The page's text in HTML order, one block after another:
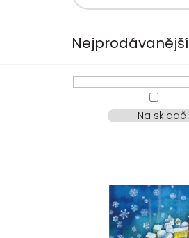
Nejprodávanější
Na skladě